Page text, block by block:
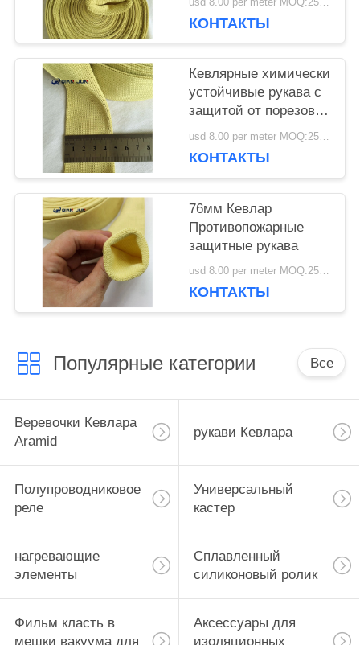
PRIVACY
POLICY
usd 8.00 per meter MOQ:25 метров.
КОНТАКТЫ
Кевлярные химически
устойчивые рукава с
защитой от порезов
уровня 4
usd 8.00 per meter MOQ:25 метров.
КОНТАКТЫ
76мм Кевлар
Противопожарные
защитные рукава
usd 8.00 per meter MOQ:25 метров.
КОНТАКТЫ
Популярные категории Все
Веревочки Кевлара
Aramid
рукави Кевлара
Полупроводниковое
реле
Универсальный
кастер
нагревающие
элементы
Сплавленный
силиконовый ролик
Фильм класть в
мешки вакуума для
Аксессуары для
изоляционных